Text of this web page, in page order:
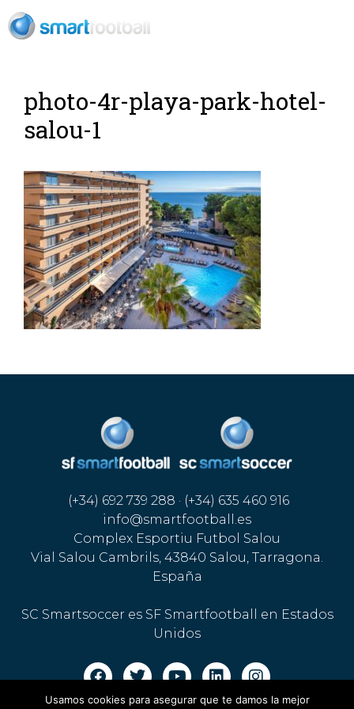
photo-4r-playa-park-hotel-
salou-1
(+34) 692 739 288 · (+34) 635 460 916
info@smartfootball.es
Complex Esportiu Futbol Salou
Vial Salou Cambrils, 43840 Salou, Tarragona.
España
SC Smartsoccer es SF Smartfootball en Estados
Unidos
Usamos cookies para asegurar que te damos la mejor